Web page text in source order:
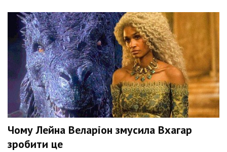
Чому Лейна Веларіон змусила Вхагар
зробити це